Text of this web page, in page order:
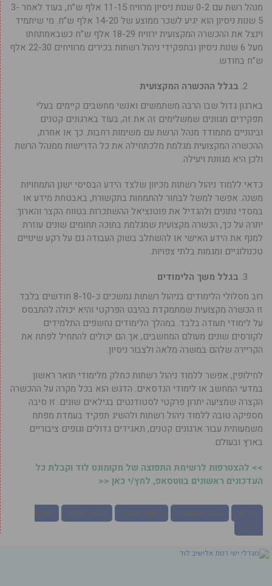
מנהל רשת עם 0-2 שנות ניסיון מרוויח 11-15 אלף ש”ח, בעוד לאחר 3-
5 שנות ניסיון הוא יגיע לשכר ממוצע של 14-20 אלף ש”ח. מי שיתמיד
וינצל את ההכשרה המקצועית ירוויח 18-29 אלף ש”ח כשבאמתחתו
מעל 6 שנות ניסיון ובתפקידי ניהול רשתות בכירים מרוויחים 22-30 אלף
ש”ח בחודש.
בגלל ההכשרה המקצועית
בארגון גדול שבו הרבה משתמשים ואנשי מחשבים קיימים בעלי
תפקידים מגוונים שמשלימים זה את זה, בעוד בארגונים קטנים
ובינוניים מתמודד מנהל הרשת עם משימות רחבות. כך או אחרת,
ההכשרה המקצועית מגלמת מלכתחילה את כל הדרישות ממנהל הרשת
ולכן היא מגוונת ויעילה.
כדאי ללמוד ניהול רשתות מכיוון שלצד הידע הבסיסי ישנן התמחויות
משנה. אפשר למשל לבחור להתמחות בתקשורת, באבטחת מידע או
במסדי נתונים ולהגדיל את פוטנציאל ההשתכרות בטווח הקצר והארוך.
יתרה על כך, הכשרה מקצועית שמגלמת בתוכה תחומים שונים עוזרת
למנף את הידע האישי או להשתלב בשוק העבודה גם על רקע שינויים
טכנולוגיים ומגמות בלתי צפויות.
בגלל משך הלימודים
רוב מסלולי הלימודים בניהול רשתות נמשכים כ-8-10 חודשים בלבד.
זו הכשרה מקצועית שמתמקדת בהיבט הפרקטי והיא יכולה להתבסס
על לימודי תעודה בלבד. במהלך הלימודים נחשפים התלמידים
לקורסים שונים מעולם המחשבים, אך הם יכולים להתחיל לפתח את
הקריירה שלהם במשרה מלאה ולצבור ניסיון.
לחילופין, אפשר ללמוד ניהול רשתות כחלק מלימודי תואר ראשון
במדעי המחשב או לימודי הנדסאים. הדגש הוא בכל מקרה על ההכשרה
הקצרה שמציעה יתרון פרקטי לסטודנטים בגילאים שונים. זו סיבה
מספיקה טובה ללמוד ניהול רשתות ולהשיג תפקיד בעמדת מפתח
משמעותית עבור ארגונים קטנים, תאגידים גדולים וגופים ציבוריים
בארץ ובעולם.
>> להצטרפות לרשימת התפוצה של מקומונט לוד וקבלת כל
העדכונים ראשונים בווטסאפ, לחץ/י כאן <<